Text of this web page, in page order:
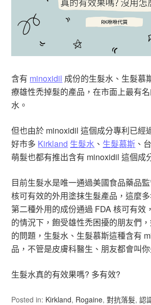
含有 minoxidil 成份的生髮水、生髮慕
療雄性禿掉髮的產品，在市面上最有
水。
但也由於 minoxidil 這個成分專利已經
好市多 Kirkland 生髮水 、 生髮慕斯 、
萌髮也都有推出含有 minoxidil 這個成
目前生髮水是唯一通過美國食品藥品
核可有效的外用塗抹生髮產品，這麼
第二種外用的成份通過 FDA 核可有效
的情況下，飽受雄性禿困擾的朋友們
的問題，生髮水、生髮慕斯這種含有
品，不管是皮膚科醫生、朋友都會叫
生髮水真的有效果嗎? 多有效?
Posted in: Kirkland, Rogaine,對抗落髮,認